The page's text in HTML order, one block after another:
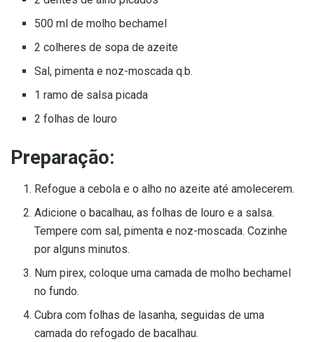
500 ml de molho bechamel
2 colheres de sopa de azeite
Sal, pimenta e noz-moscada q.b.
1 ramo de salsa picada
2 folhas de louro
Preparação:
Refogue a cebola e o alho no azeite até amolecerem.
Adicione o bacalhau, as folhas de louro e a salsa.
Tempere com sal, pimenta e noz-moscada. Cozinhe
por alguns minutos.
Num pirex, coloque uma camada de molho bechamel
no fundo.
Cubra com folhas de lasanha, seguidas de uma
camada do refogado de bacalhau.